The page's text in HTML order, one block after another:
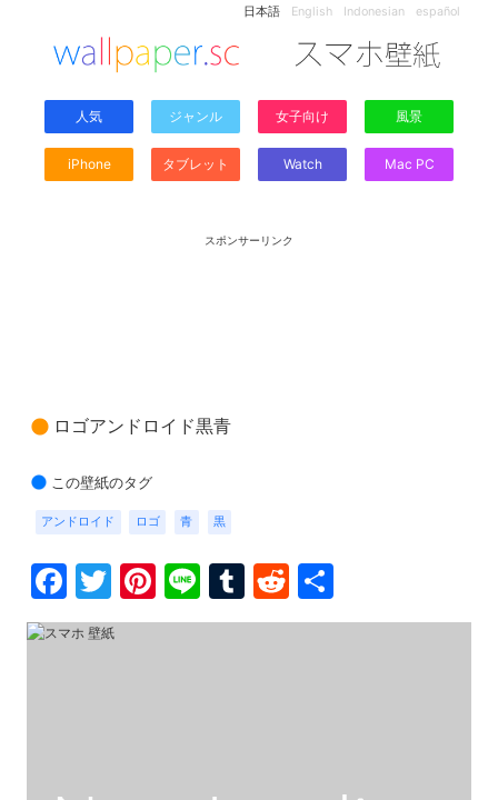
日本語 English Indonesian español
人気 ジャンル 女子向け 風景
iPhone タブレット Watch Mac PC
スポンサーリンク
ロゴアンドロイド黒青
この壁紙のタグ
アンドロイド ロゴ 青 黒
Facebook
Twitter
Pinterest
LineTumblr
Reddit
有